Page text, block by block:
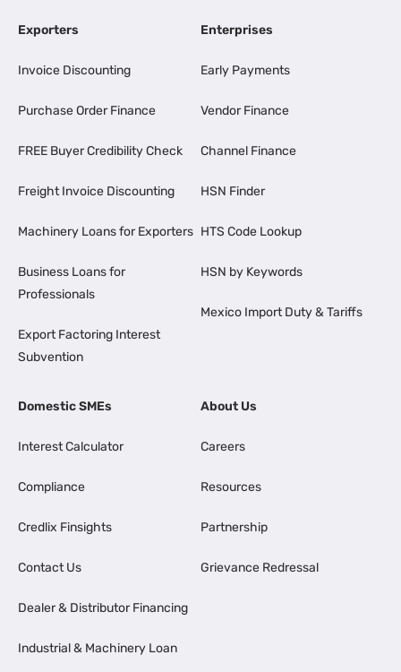
Exporters
Invoice Discounting
Purchase Order Finance
FREE Buyer Credibility Check
Freight Invoice Discounting
Machinery Loans for Exporters
Business Loans for
Professionals
Export Factoring Interest
Subvention
Enterprises
Early Payments
Vendor Finance
Channel Finance
HSN Finder
HTS Code Lookup
HSN by Keywords
Mexico Import Duty & Tariffs
Domestic SMEs
Interest Calculator
Compliance
Credlix Finsights
Contact Us
Dealer & Distributor Financing
Industrial & Machinery Loan
About Us
Careers
Resources
Partnership
Grievance Redressal